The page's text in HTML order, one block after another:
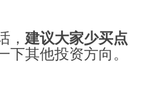
， 建议大家少买点
下其他投资方向。